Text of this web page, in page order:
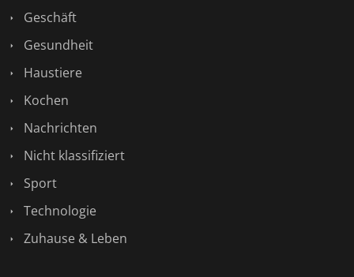
Geschäft
Gesundheit
Haustiere
Kochen
Nachrichten
Nicht klassifiziert
Sport
Technologie
Zuhause & Leben